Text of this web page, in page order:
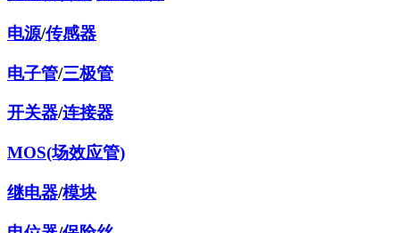
电源/传感器
电子管/三极管
开关器/连接器
MOS(场效应管)
继电器/模块